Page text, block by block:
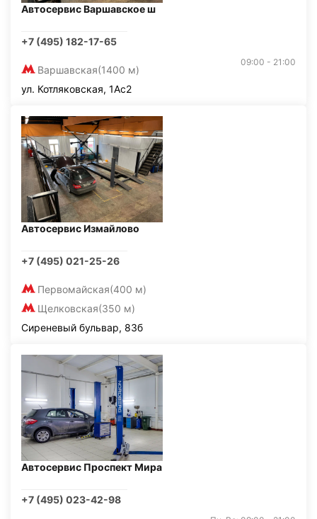
Автосервис Варшавское ш
+7 (495) 182-17-65
Варшавская(1400 м)
09:00 - 21:00
ул. Котляковская, 1Ас2
Автосервис Измайлово
+7 (495) 021-25-26
Первомайская(400 м)
Щелковская(350 м)
Сиреневый бульвар, 83б
Автосервис Проспект Мира
+7 (495) 023-42-98